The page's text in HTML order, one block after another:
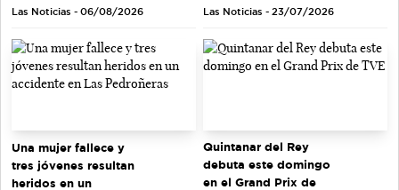
Las Noticias - 06/08/2026 Las Noticias - 23/07/2026
Una mujer fallece y
tres jóvenes resultan
heridos en un
Quintanar del Rey
debuta este domingo
en el Grand Prix de